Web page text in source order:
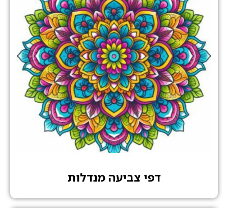
דפי צביעה מנדלות